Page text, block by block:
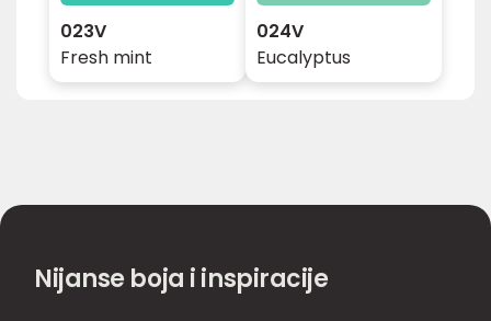
023V
Fresh mint
024V
Eucalyptus
Nijanse boja i inspiracije